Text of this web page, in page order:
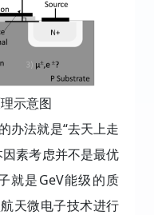
示意图
办法就是“去天上走
素考虑并不是最优
就是GeV能级的质
天微电子技术进行